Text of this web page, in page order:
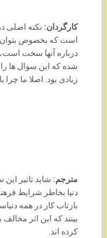
کارگردان: نکته اصلی
است که بخصوص
درباره آنها سخت
شده که این سوال ها را
زیادی بود. اصلا ما چرا
مترجم: شاید تاثیر
دنیا بخاطر شرایط
بازتاب کار در همه
بینند که این اثر
کرده اند.